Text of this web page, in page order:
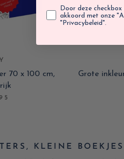
70 x 100 cm,
Grote
KLEINE BOEKJES
Door deze
akkoord met onze
"Privacybeleid".